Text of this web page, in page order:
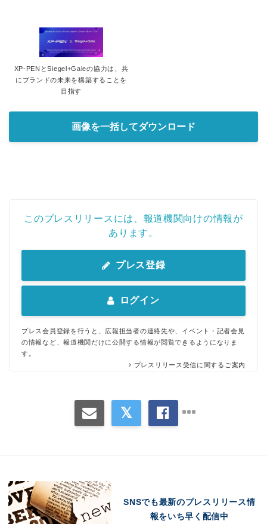
XP-PENとSiegel+Galeの協力は、共
にブランドの未来を構築することを
目指す
画像を一括してダウンロード
このプレスリリースには、報道機関向けの情報が
あります。
プレス登録
ログイン
プレス会員登録を行うと、広報担当者の連絡先や、イベント・記者会見
の情報など、報道機関だけに公開する情報が閲覧できるようになりま
す。
プレスリリース受信に関するご案内
SNSでも最新のプレスリリース情
報をいち早く配信中